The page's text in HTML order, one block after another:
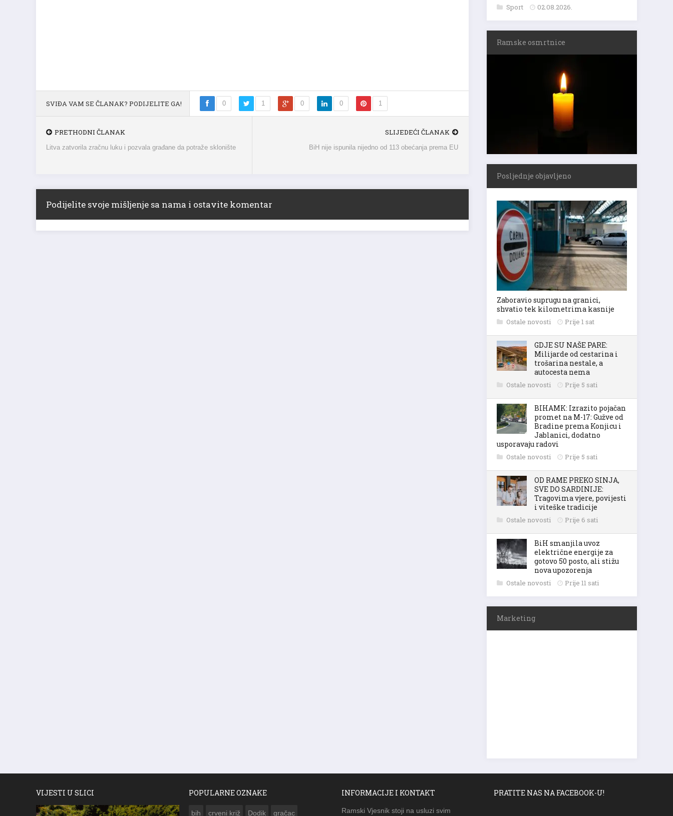
SVIĐA VAM SE ČLANAK? PODIJELITE GA! 0 1 0 0 1
PRETHODNI ČLANAK
Litva zatvorila zračnu luku i pozvala građane da potraže sklonište
SLIJEDEĆI ČLANAK
BiH nije ispunila nijedno od 113 obećanja prema EU
Podijelite svoje mišljenje sa nama i ostavite komentar
Sport 02.08.2026.
Ramske osmrtnice
Posljednje objavljeno
Zaboravio suprugu na granici,
shvatio tek kilometrima kasnije
Ostale novosti Prije 1 sat
GDJE SU NAŠE PARE:
Milijarde od cestarina i
trošarina nestale, a
autocesta nema
Ostale novosti Prije 5 sati
BIHAMK: Izrazito pojačan
promet na M-17: Gužve od
Bradine prema Konjicu i
Jablanici, dodatno
usporavaju radovi
Ostale novosti Prije 5 sati
OD RAME PREKO SINJA,
SVE DO SARDINIJE:
Tragovima vjere, povijesti
i viteške tradicije
Ostale novosti Prije 6 sati
BiH smanjila uvoz
električne energije za
gotovo 50 posto, ali stižu
nova upozorenja
Ostale novosti Prije 11 sati
Marketing
VIJESTI U SLICI POPULARNE OZNAKE
bih crveni križ Dodik gračac
INFORMACIJE I KONTAKT
Ramski Vjesnik stoji na usluzi svim
PRATITE NAS NA FACEBOOK-U!